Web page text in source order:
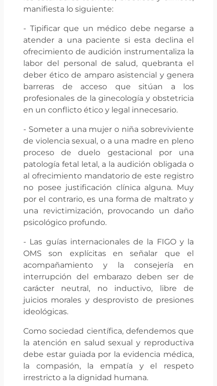
manifiesta lo siguiente:
⁠- ⁠Tipificar que un médico debe negarse a
atender a una paciente si esta declina el
ofrecimiento de audición instrumentaliza la
labor del personal de salud, quebranta el
deber ético de amparo asistencial y genera
barreras de acceso que sitúan a los
profesionales de la ginecología y obstetricia
en un conflicto ético y legal innecesario.
⁠- ⁠Someter a una mujer o niña sobreviviente
de violencia sexual, o a una madre en pleno
proceso de duelo gestacional por una
patología fetal letal, a la audición obligada o
al ofrecimiento mandatorio de este registro
no posee justificación clínica alguna. Muy
por el contrario, es una forma de maltrato y
una revictimización, provocando un daño
psicológico profundo.
⁠- ⁠Las guías internacionales de la FIGO y la
OMS son explícitas en señalar que el
acompañamiento y la consejería en
interrupción del embarazo deben ser de
carácter neutral, no inductivo, libre de
juicios morales y desprovisto de presiones
ideológicas.
Como sociedad científica, defendemos que
la atención en salud sexual y reproductiva
debe estar guiada por la evidencia médica,
la compasión, la empatía y el respeto
irrestricto a la dignidad humana.